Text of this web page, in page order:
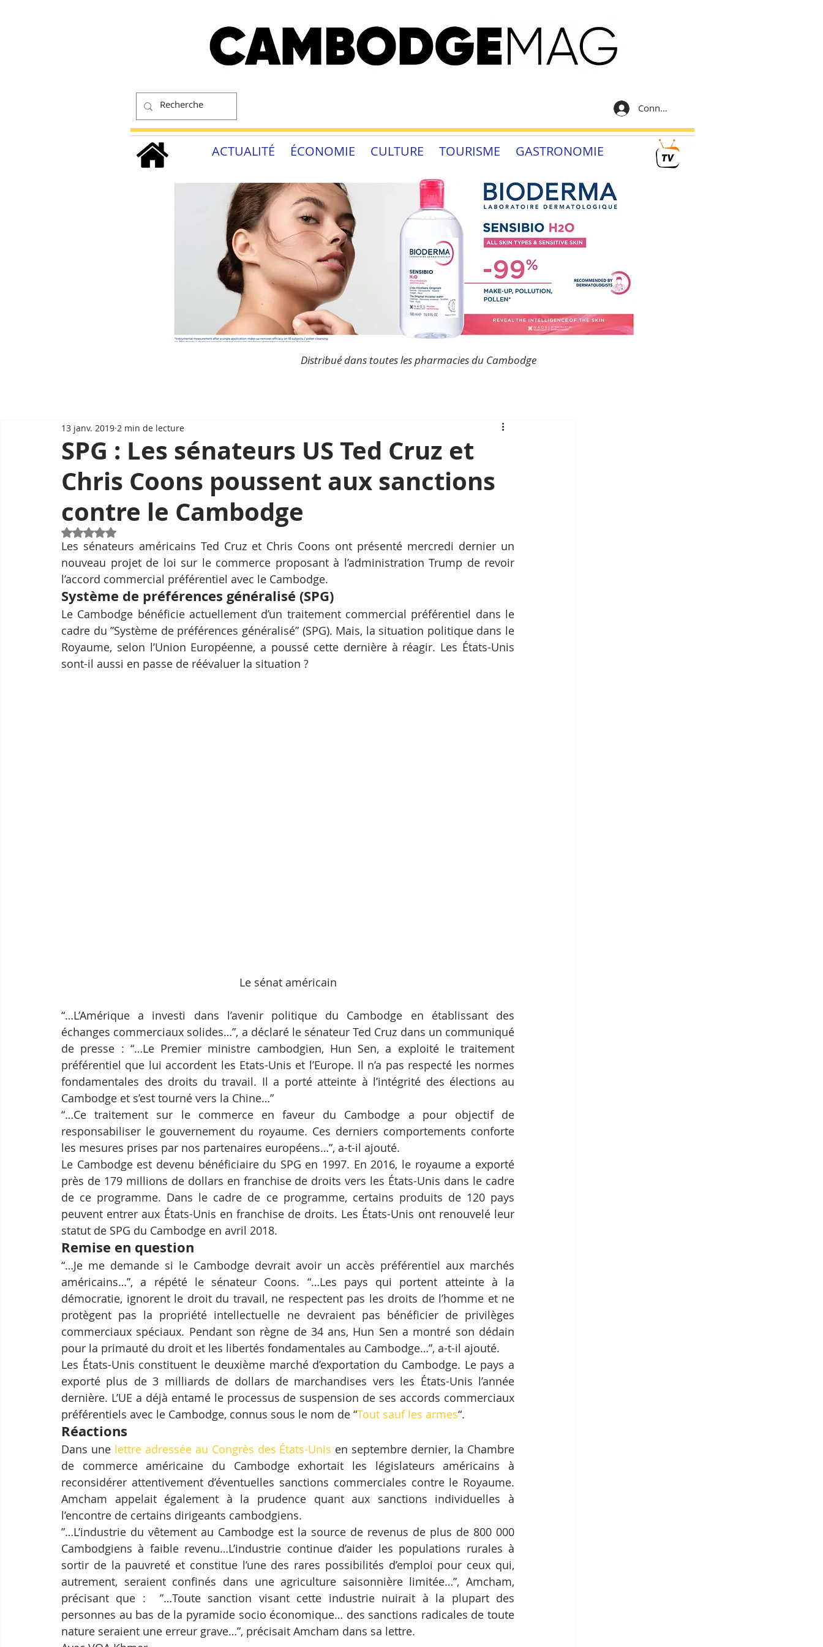
Connexion
ACTUALITÉ ÉCONOMIE CULTURE TOURISME GASTRONOMIE
Distribué dans toutes les pharmacies du Cambodge
SPG : Les sénateurs US Ted Cruz et
Chris Coons poussent aux sanctions
contre le Cambodge
13 janv. 2019 2 min de lecture
Noté NaN étoiles sur 5.
Les sénateurs américains Ted Cruz et Chris Coons ont présenté mercredi dernier un
nouveau projet de loi sur le commerce proposant à l’administration Trump de revoir
l’accord commercial préférentiel avec le Cambodge.
Système de préférences généralisé (SPG)
Le Cambodge bénéficie actuellement d’un traitement commercial préférentiel dans le
cadre du ”Système de préférences généralisé” (SPG). Mais, la situation politique dans le
Royaume, selon l’Union Européenne, a poussé cette dernière à réagir. Les États-Unis
sont-il aussi en passe de réévaluer la situation ?
Le sénat américain
“…L’Amérique a investi dans l’avenir politique du Cambodge en établissant des
échanges commerciaux solides…”, a déclaré le sénateur Ted Cruz dans un communiqué
de presse : “…Le Premier ministre cambodgien, Hun Sen, a exploité le traitement
préférentiel que lui accordent les Etats-Unis et l’Europe. Il n’a pas respecté les normes
fondamentales des droits du travail. Il a porté atteinte à l’intégrité des élections au
Cambodge et s’est tourné vers la Chine…”
“…Ce traitement sur le commerce en faveur du Cambodge a pour objectif de
responsabiliser le gouvernement du royaume. Ces derniers comportements conforte
les mesures prises par nos partenaires européens…”, a-t-il ajouté.
Le Cambodge est devenu bénéficiaire du SPG en 1997. En 2016, le royaume a exporté
près de 179 millions de dollars en franchise de droits vers les États-Unis dans le cadre
de ce programme. Dans le cadre de ce programme, certains produits de 120 pays
peuvent entrer aux États-Unis en franchise de droits. Les États-Unis ont renouvelé leur
statut de SPG du Cambodge en avril 2018.
Remise en question
“…Je me demande si le Cambodge devrait avoir un accès préférentiel aux marchés
américains…”, a répété le sénateur Coons. “…Les pays qui portent atteinte à la
démocratie, ignorent le droit du travail, ne respectent pas les droits de l’homme et ne
protègent pas la propriété intellectuelle ne devraient pas bénéficier de privilèges
commerciaux spéciaux. Pendant son règne de 34 ans, Hun Sen a montré son dédain
pour la primauté du droit et les libertés fondamentales au Cambodge…”, a-t-il ajouté.
Les États-Unis constituent le deuxième marché d’exportation du Cambodge. Le pays a
exporté plus de 3 milliards de dollars de marchandises vers les États-Unis l’année
dernière. L’UE a déjà entamé le processus de suspension de ses accords commerciaux
préférentiels avec le Cambodge, connus sous le nom de “Tout sauf les armes“.
Réactions
Dans une lettre adressée au Congrès des États-Unis en septembre dernier, la Chambre
de commerce américaine du Cambodge exhortait les législateurs américains à
reconsidérer attentivement d’éventuelles sanctions commerciales contre le Royaume.
Amcham appelait également à la prudence quant aux sanctions individuelles à
l’encontre de certains dirigeants cambodgiens.
”…L’industrie du vêtement au Cambodge est la source de revenus de plus de 800 000
Cambodgiens à faible revenu…L’industrie continue d’aider les populations rurales à
sortir de la pauvreté et constitue l’une des rares possibilités d’emploi pour ceux qui,
autrement, seraient confinés dans une agriculture saisonnière limitée…”, Amcham,
précisant que :  ”…Toute sanction visant cette industrie nuirait à la plupart des
personnes au bas de la pyramide socio économique… des sanctions radicales de toute
nature seraient une erreur grave…”, précisait Amcham dans sa lettre.